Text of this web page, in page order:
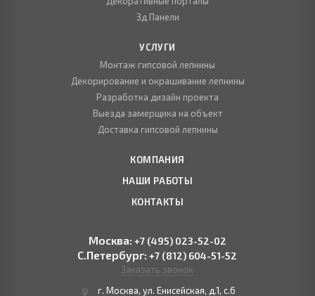
3д Панели
УСЛУГИ
Монтаж гипсовой лепнины
Декорирование и окрашивание лепнины
Разработка дизайн проекта
Выезда замерщика на объект
Доставка гипсовой лепнины
КОМПАНИЯ
НАШИ РАБОТЫ
КОНТАКТЫ
Москва: +7 (495) 023-52-02
С.Петербург: +7 (812) 604-51-52
Заказать звонок
г. Москва, ул. Енисейская, д.1, с.6